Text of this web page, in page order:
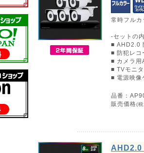
常時フル
-セットの
■ AHD2.0
■ 防犯レ
■ カメラ
■ TVモニ
■ 電源映
品番：
販売価格(
AHD2.0